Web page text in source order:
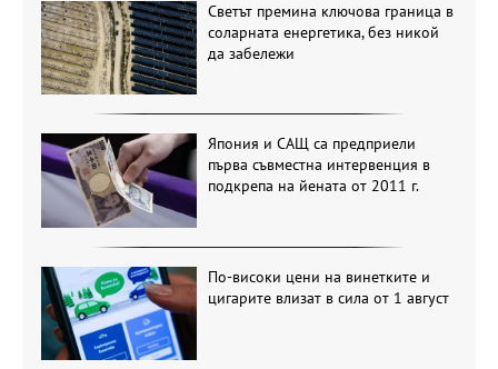
Светът премина ключова граница в
соларната енергетика, без никой
да забележи
Япония и САЩ са предприели
първа съвместна интервенция в
подкрепа на йената от 2011 г.
По-високи цени на винетките и
цигарите влизат в сила от 1 август